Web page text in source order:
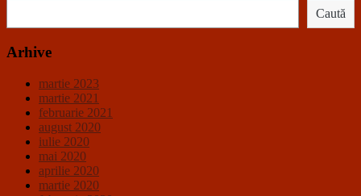
Caută
Arhive
martie 2023
martie 2021
februarie 2021
august 2020
iulie 2020
mai 2020
aprilie 2020
martie 2020